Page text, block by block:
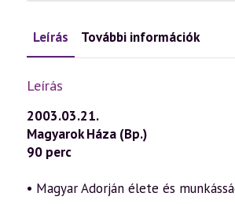
Leírás További információk
Leírás
2003.03.21.
Magyarok Háza (Bp.)
90 perc
• Magyar Adorján élete és